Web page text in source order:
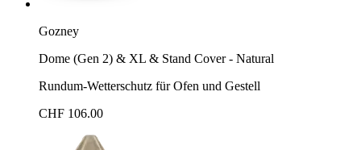
Gozney
Dome (Gen 2) & XL & Stand Cover - Natural
Rundum-Wetterschutz für Ofen und Gestell
CHF 106.00